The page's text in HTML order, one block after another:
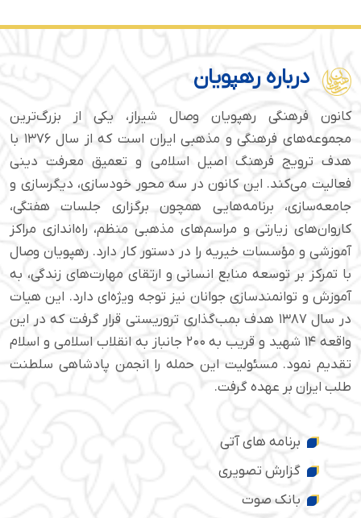
درباره رهپویان
کانون فرهنگی رهپویان وصال شیراز، یکی از بزرگ‌ترین
مجموعه‌های فرهنگی و مذهبی ایران است که از سال ۱۳۷۶ با
هدف ترویج فرهنگ اصیل اسلامی و تعمیق معرفت دینی
فعالیت می‌کند. این کانون در سه محور خودسازی، دیگرسازی و
جامعه‌سازی، برنامه‌هایی همچون برگزاری جلسات هفتگی،
کاروان‌های زیارتی و مراسم‌های مذهبی منظم، راه‌اندازی مراکز
آموزشی و مؤسسات خیریه را در دستور کار دارد. رهپویان وصال
با تمرکز بر توسعه منابع انسانی و ارتقای مهارت‌های زندگی، به
آموزش و توانمندسازی جوانان نیز توجه ویژه‌ای دارد. این هیات
در سال ۱۳۸۷ هدف بمب‌گذاری تروریستی قرار گرفت که در این
واقعه ۱۴ شهید و قریب به ۲۰۰ جانباز به انقلاب اسلامی و اسلام
تقدیم نمود. مسئولیت این حمله را انجمن پادشاهی سلطنت
طلب ایران بر عهده گرفت.
برنامه های آتی
گزارش تصویری
بانک صوت